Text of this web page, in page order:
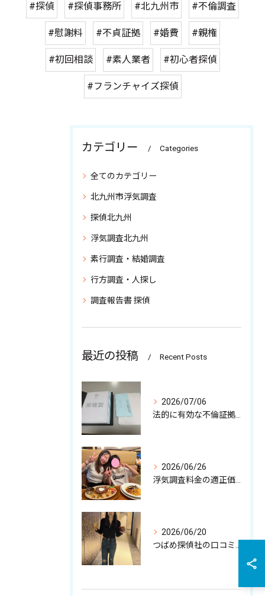
#探偵 #探偵事務所 #北九州市 #不倫調査
#慰謝料 #不貞証拠 #婚費 #親権
#初回相談 #素人業者 #初心者探偵
#フランチャイズ探偵
カテゴリー Categories
全てのカテゴリー
北九州市浮気調査
探偵北九州
浮気調査北九州
素行調査・結婚調査
行方調査・人探し
調査報告書 探偵
最近の投稿 Recent Posts
2026/07/06
2026/06/26
2026/06/20